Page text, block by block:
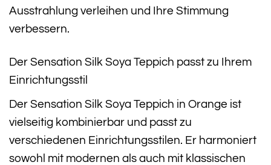
Ausstrahlung verleihen und Ihre Stimmung
verbessern.
Der Sensation Silk Soya Teppich passt zu Ihrem
Einrichtungsstil
Der Sensation Silk Soya Teppich in Orange ist
vielseitig kombinierbar und passt zu
verschiedenen Einrichtungsstilen. Er harmoniert
sowohl mit modernen als auch mit klassischen